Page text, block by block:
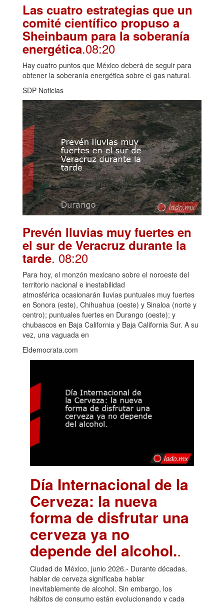
Las cuatro estrategias que un
comité científico propuso a
Sheinbaum para la soberanía
energética.08:20
Hay cuatro puntos que México deberá de seguir para
obtener la soberanía energética sobre el gas natural.
SDP Noticias
Prevén lluvias muy fuertes en
el sur de Veracruz durante la
tarde. 08:20
Para hoy, el monzón mexicano sobre el noroeste del
territorio nacional e inestabilidad
atmosférica ocasionarán lluvias puntuales muy fuertes
en Sonora (este), Chihuahua (oeste) y Sinaloa (norte y
centro); puntuales fuertes en Durango (oeste); y
chubascos en Baja California y Baja California Sur. A su
vez, una vaguada en
Eldemocrata.com
Día Internacional de la
Cerveza: la nueva
forma de disfrutar una
cerveza ya no
depende del alcohol..
Ciudad de México, junio 2026.- Durante décadas,
hablar de cerveza significaba hablar
inevitablemente de alcohol. Sin embargo, los
hábitos de consumo están evolucionando y cada